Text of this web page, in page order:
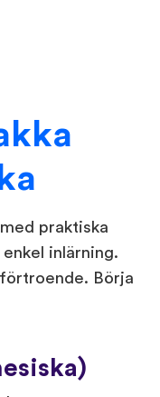
praktiska
inlärning.
Börja